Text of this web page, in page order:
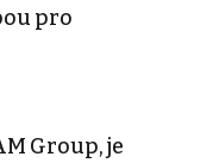
pro
Group, je